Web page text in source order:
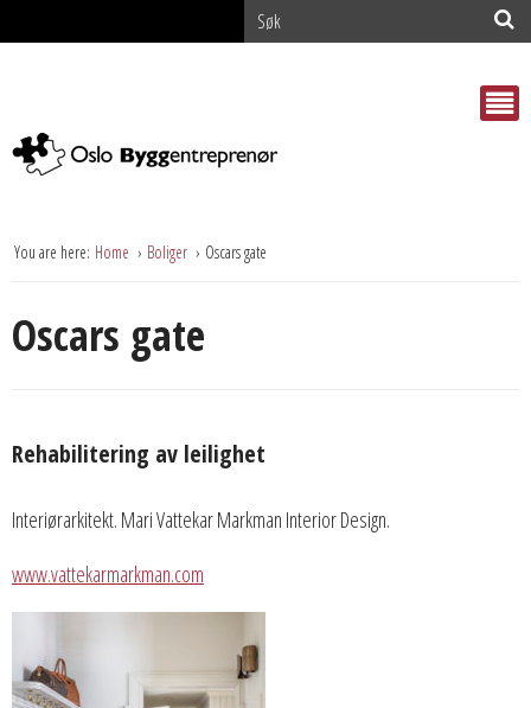
You are here: Home Boliger Oscars gate
Oscars gate
Rehabilitering av leilighet
Interiørarkitekt. Mari Vattekar Markman Interior Design.
www.vattekarmarkman.com